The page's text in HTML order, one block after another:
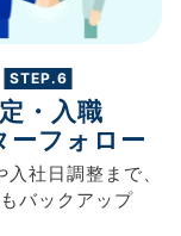
STEP.6
・入職
ーフォロー
入社日調整まで、
バックアップ